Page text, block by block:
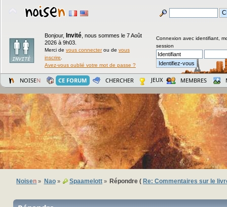
Bonjour, Invité nous sommes le 7 Août
2026 à 9h03.
Merci de vous connecterou de vous
inscrire
Avez-vous oublié votre mot de passe ?
Connexion avec identifiant,
session
NOISEN CE FORUM CHERCHER JEUX MEMBRES
Noisen » Nao» Spaamelott» Répondre ( Re: Commentaires sur le